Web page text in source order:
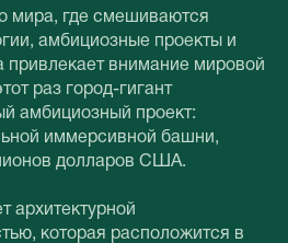
мира, где смешиваются
амбициозные проекты и
привлекает внимание мировой
раз город-гигант
амбициозный проект:
иммерсивной башни,
долларов США.
архитектурной
которая расположится в